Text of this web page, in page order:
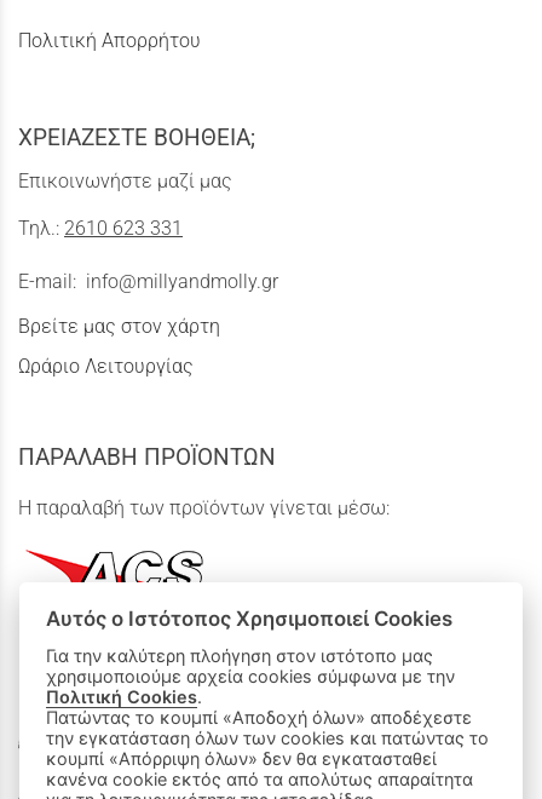
Πολιτική Απορρήτου
ΧΡΕΙΑΖΕΣΤΕ ΒΟΗΘΕΙΑ;
Επικοινωνήστε μαζί μας
Τηλ.: 2610 623 331
E-mail: info@millyandmolly.gr
Βρείτε μας στον χάρτη
Ωράριο Λειτουργίας
ΠΑΡΑΛΑΒΗ ΠΡΟΪΟΝΤΩΝ
Η παραλαβή των προϊόντων γίνεται μέσω:
ΟΙ ΑΓΟΡΕΣ ΜΟΥ
Καλάθι Αγορών
Δεχόμαστε όλες τις πιστωτικές κάρτες:
Αυτός ο Ιστότοπος Χρησιμοποιεί Cookies
Για την καλύτερη πλοήγηση στον ιστότοπο μας
χρησιμοποιούμε αρχεία cookies σύμφωνα με την
Πολιτική Cookies.
Πατώντας το κουμπί «Αποδοχή όλων» αποδέχεστε
την εγκατάσταση όλων των cookies και πατώντας το
κουμπί «Απόρριψη όλων» δεν θα εγκατασταθεί
κανένα cookie εκτός από τα απολύτως απαραίτητα